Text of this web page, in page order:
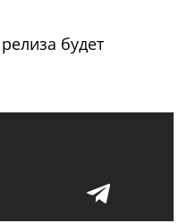
будет